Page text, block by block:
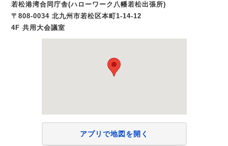
若松港湾合同庁舎(ハローワーク八幡若松出張所)
〒808-0034 北九州市若松区本町1-14-12
4F 共用大会議室
アプリで地図を開く